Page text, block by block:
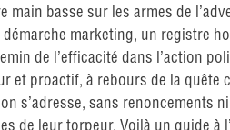
main basse sur les armes de
marketing, un registre
de l’efficacité dans l’action
et proactif, à rebours de la
s’adresse, sans
de leur torpeur. Voilà un guide